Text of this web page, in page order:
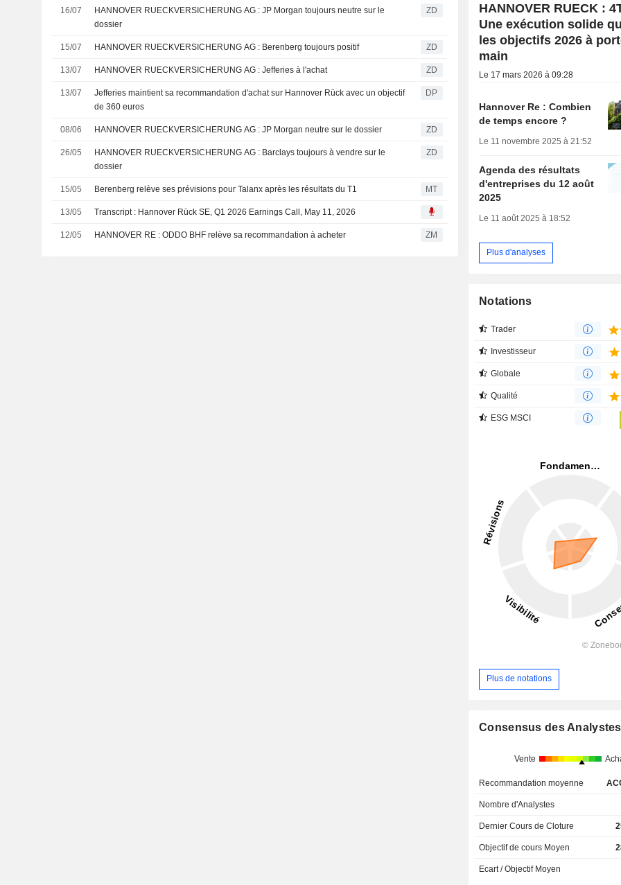
16/07
HANNOVER RUECKVERSICHERUNG AG : JP Morgan toujours neutre sur le
dossier
ZD
15/07 HANNOVER RUECKVERSICHERUNG AG : Berenberg toujours positif ZD
13/07 HANNOVER RUECKVERSICHERUNG AG : Jefferies à l'achat ZD
13/07
Jefferies maintient sa recommandation d'achat sur Hannover Rück avec un objectif
de 360 euros
DP
08/06 HANNOVER RUECKVERSICHERUNG AG : JP Morgan neutre sur le dossier ZD
26/05
HANNOVER RUECKVERSICHERUNG AG : Barclays toujours à vendre sur le
dossier
ZD
15/05 Berenberg relève ses prévisions pour Talanx après les résultats du T1 MT
13/05 Transcript : Hannover Rück SE, Q1 2026 Earnings Call, May 11, 2026
12/05 HANNOVER RE : ODDO BHF relève sa recommandation à acheter ZM
HANNOVER RUECK :
Une exécution solide
les objectifs 2026 à
main
Le 17 mars 2026 à 09:28
Hannover Re : Combien
de temps encore ?
Le 11 novembre 2025 à 21:52
Agenda des résultats
d'entreprises du 12 août
2025
Le 11 août 2025 à 18:52
Plus d'analyses
Notations
Trader
Investisseur
Globale
Qualité
ESG MSCI
Plus de notations
Consensus des Analystes
Vente
Recommandation moyenne
Nombre d'Analystes
Dernier Cours de Cloture
Objectif de cours Moyen
Ecart / Objectif Moyen